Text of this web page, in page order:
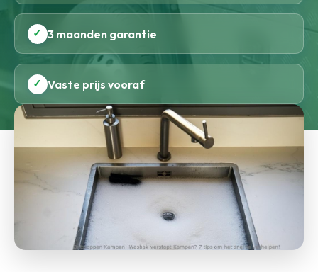
✓ 3 maanden garantie
✓ Vaste prijs vooraf